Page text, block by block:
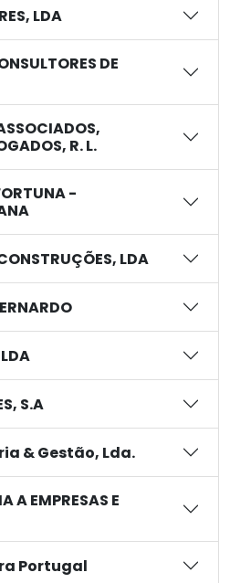
LDA
DE
R. L.
-
LDA
S.A
& Gestão, Lda.
A EMPRESAS E
Portugal